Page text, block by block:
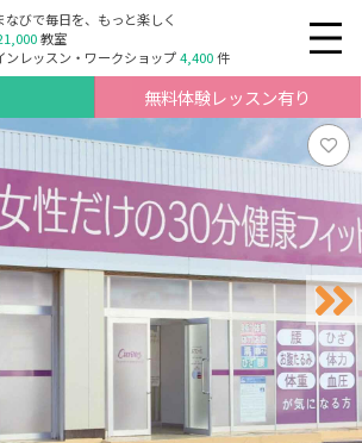
なびで毎日を、もっと楽しく
教室
ンレッスン・ワークショップ4,400件
無料体験レッスン有り